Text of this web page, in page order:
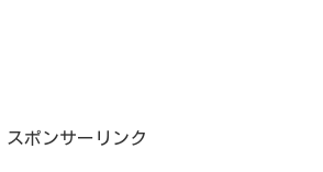
スポンサーリンク